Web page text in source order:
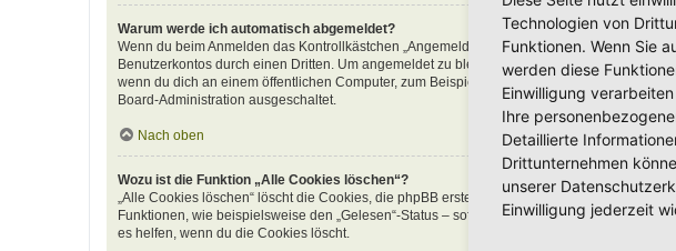
Warum werde ich automatisch abgemeldet?
Wenn du beim Anmelden das Kontrollkästchen „Angemeldet bleiben“ nicht auswählst,
Benutzerkontos durch einen Dritten. Um angemeldet zu bleiben, kannst du das Kästchen
wenn du dich an einem öffentlichen Computer, zum Beispiel in einem Internetcafé,
Board-Administration ausgeschaltet.
Nach oben
Wozu ist die Funktion „Alle Cookies löschen“?
„Alle Cookies löschen“ löscht die Cookies, die phpBB erstellt hat und die dafür sorgen,
Funktionen, wie beispielsweise den „Gelesen“-Status – sofern sie von der Board-
es helfen, wenn du die Cookies löscht.
Technologien von
Funktionen. Wenn Sie
werden diese
Einwilligung
Ihre
Detaillierte
Drittunternehmen
unserer
Einwilligung jederzeit